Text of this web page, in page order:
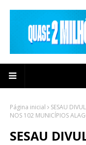
Página inicial
SESAU
NOS 102 MUNICÍPIOS
SESAU